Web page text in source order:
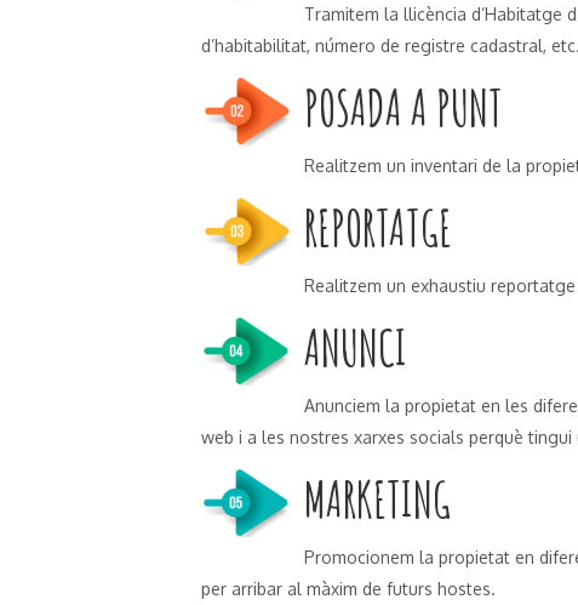
Tramitem la llicència d’Habitatge
d’habitabilitat, número de registre cadastral, etc.
POSADA A PUNT
Realitzem un inventari de la
REPORTATGE
Realitzem un exhaustiu
ANUNCI
Anunciem la propietat en les
web i a les nostres xarxes socials perquè tingui
MARKETING
Promocionem la propietat en
per arribar al màxim de futurs hostes.